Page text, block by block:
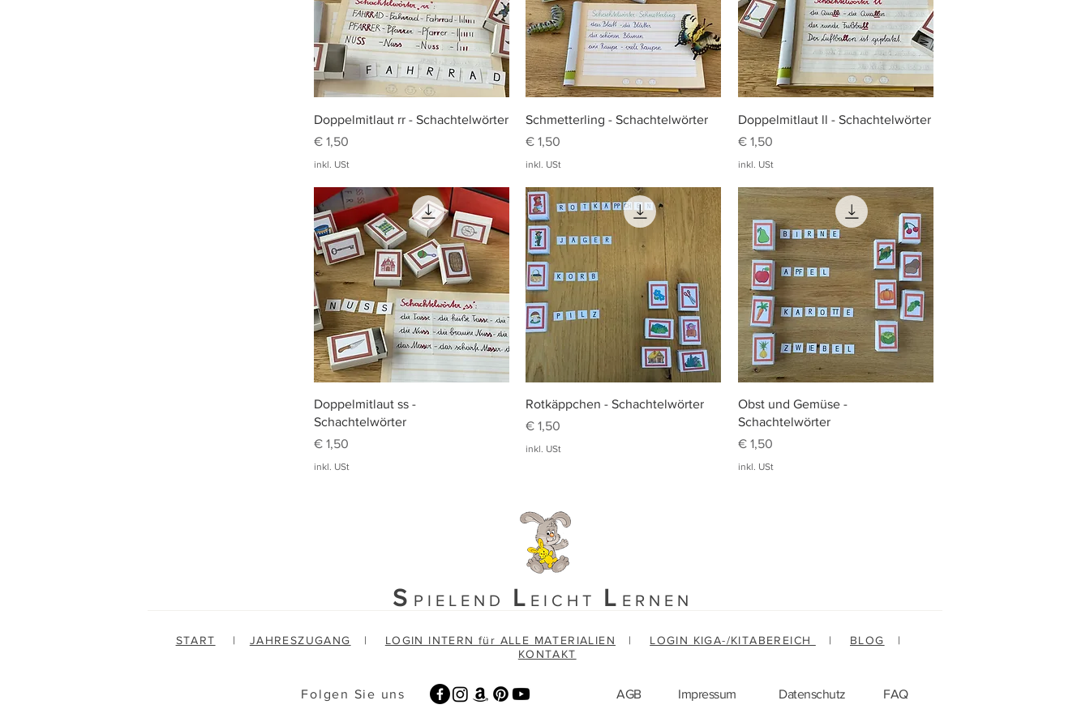
Schnellansicht
Doppelmitlaut rr - Schachtelwörter
Preis
€ 1,50
inkl. USt
Schnellansicht
Schmetterling - Schachtelwörter
Preis
€ 1,50
inkl. USt
Schnellansicht
Doppelmitlaut ll - Schachtelwörter
Preis
€ 1,50
inkl. USt
Schnellansicht
Doppelmitlaut ss -
Schachtelwörter
Preis
€ 1,50
inkl. USt
Schnellansicht
Rotkäppchen - Schachtelwörter
Preis
€ 1,50
inkl. USt
Schnellansicht
Obst und Gemüse -
Schachtelwörter
Preis
€ 1,50
inkl. USt
S PIELEND L EICHT L ERNEN
START | JAHRESZUGANG | LOGIN INTERN für ALLE MATERIALIEN | LOGIN KIGA-/KITABEREICH | BLOG
|
KONTAKT
Folgen Sie uns AGB Impressum Datenschutz FAQ